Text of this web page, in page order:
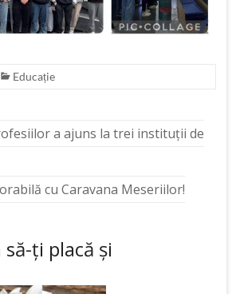
Educație
a ajuns la trei instituții de
cu Caravana Meseriilor!
ți placă și